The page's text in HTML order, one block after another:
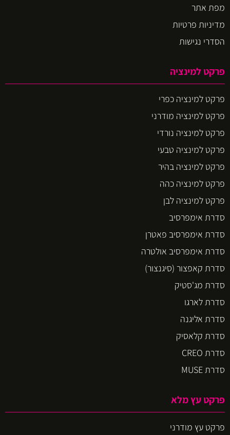
מפת אתר
מדיניות פרטיות
הסדרי נגישות
פרקט למינציה
פרקט למינציה כפרי
פרקט למינציה מודרני
פרקט למינציה נורדי
פרקט למינציה טבעי
פרקט למינציה בהיר
פרקט למינציה כהה
פרקט למינציה לבן
סדרת אימפרסיב
סדרת אימפרסיב פאטרן
סדרת אימפרסיב אולטרה
סדרת קאפצור (סיגנצור)
סדרת מג'סטיק
סדרת לארגו
סדרת אליגנה
סדרת קלאסיק
סדרת CREO
סדרת MUSE
פרקט עץ מלא
פרקט עץ מודרני